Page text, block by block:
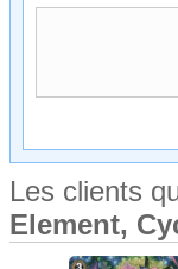
Les clients
Element,